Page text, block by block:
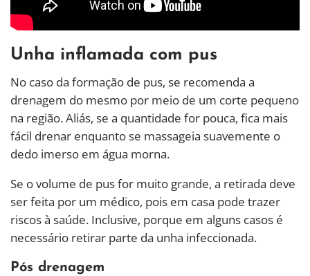
Unha inflamada com pus
No caso da formação de pus, se recomenda a
drenagem do mesmo por meio de um corte pequeno
na região. Aliás, se a quantidade for pouca, fica mais
fácil drenar enquanto se massageia suavemente o
dedo imerso em água morna.
Se o volume de pus for muito grande, a retirada deve
ser feita por um médico, pois em casa pode trazer
riscos à saúde. Inclusive, porque em alguns casos é
necessário retirar parte da unha infeccionada.
Pós drenagem